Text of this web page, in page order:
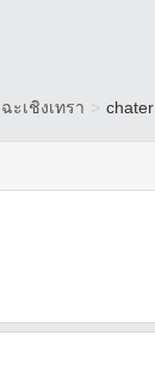
ฉะเชิงเทรา > chater